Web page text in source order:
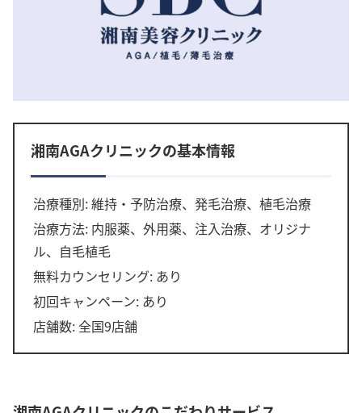
湘南AGAクリニックの基本情報
治療種別: 維持・予防治療、発毛治療、植毛治療
治療方法: 内服薬、外用薬、注入治療、オリジナ
ル、自毛植毛
無料カウンセリング: あり
初回キャンペーン: あり
店舗数: 全国9店舗